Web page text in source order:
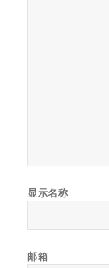
显示名称
邮箱